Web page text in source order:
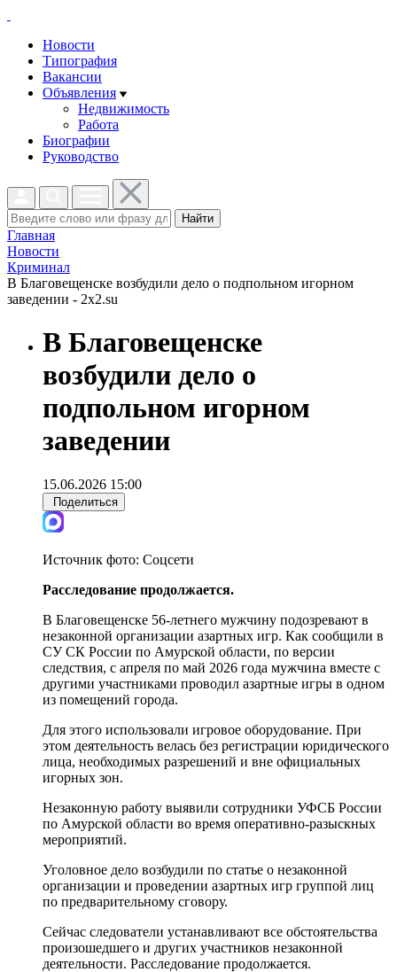
Новости
Типография
Вакансии
Объявления
Недвижимость
Работа
Биографии
Руководство
Найти
Главная
Новости
Криминал
В Благовещенске возбудили дело о подпольном игорном
заведении - 2x2.su
В Благовещенске
возбудили дело о
подпольном игорном
заведении
15.06.2026 15:00
Поделиться
Источник фото: Соцсети
Расследование продолжается.
В Благовещенске 56-летнего мужчину подозревают в
незаконной организации азартных игр. Как сообщили в
СУ СК России по Амурской области, по версии
следствия, с апреля по май 2026 года мужчина вместе с
другими участниками проводил азартные игры в одном
из помещений города.
Для этого использовали игровое оборудование. При
этом деятельность велась без регистрации юридического
лица, необходимых разрешений и вне официальных
игорных зон.
Незаконную работу выявили сотрудники УФСБ России
по Амурской области во время оперативно-разыскных
мероприятий.
Уголовное дело возбудили по статье о незаконной
организации и проведении азартных игр группой лиц
по предварительному сговору.
Сейчас следователи устанавливают все обстоятельства
произошедшего и других участников незаконной
деятельности. Расследование продолжается.